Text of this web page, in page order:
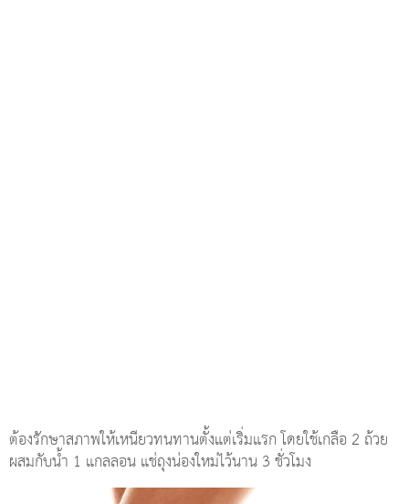
ต้องรักษาสภาพให้เหนียวทนทานตั้งแต่เริ่มแรก โดยใช้เกลือ 2 ถ้วย
ผสมกับน้ำ 1 แกลลอน แช่ถุงน่องใหม่ไว้นาน 3 ชั่วโมง